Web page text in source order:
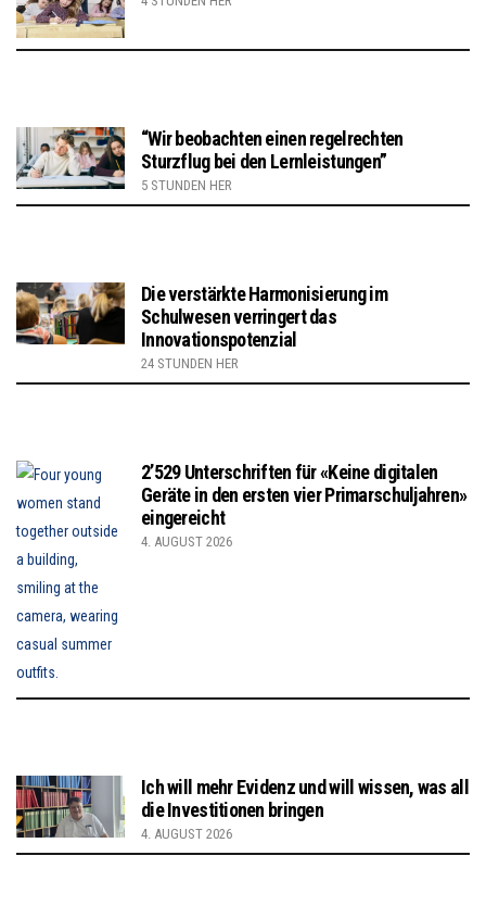
“Wir beobachten einen regelrechten
Sturzflug bei den Lernleistungen”
5 STUNDEN HER
Die verstärkte Harmonisierung im
Schulwesen verringert das
Innovationspotenzial
24 STUNDEN HER
2’529 Unterschriften für «Keine digitalen
Geräte in den ersten vier Primarschuljahren»
eingereicht
4. AUGUST 2026
Ich will mehr Evidenz und will wissen, was all
die Investitionen bringen
4. AUGUST 2026